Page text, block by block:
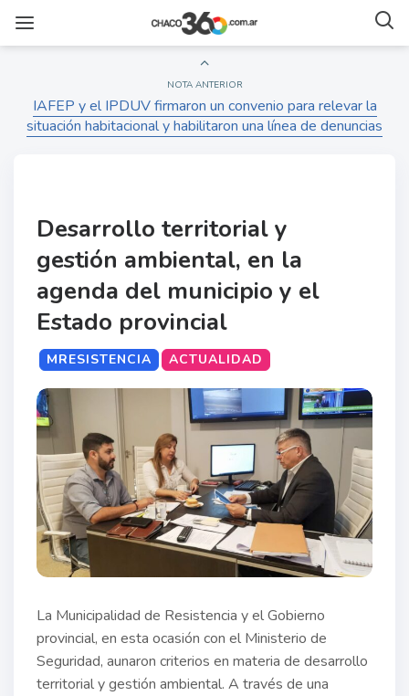
NOTA ANTERIOR
IAFEP y el IPDUV firmaron un convenio para relevar la
situación habitacional y habilitaron una línea de denuncias
Desarrollo territorial y
gestión ambiental, en la
agenda del municipio y el
Estado provincial
MRESISTENCIA ACTUALIDAD
La Municipalidad de Resistencia y el Gobierno
provincial, en esta ocasión con el Ministerio de
Seguridad, aunaron criterios en materia de desarrollo
territorial y gestión ambiental. A través de una